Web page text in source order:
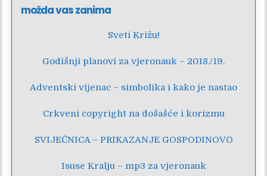
možda vas zanima
Sveti Križu!
Godišnji planovi za vjeronauk – 2018./19.
Adventski vijenac – simbolika i kako je nastao
Crkveni copyright na došašće i korizmu
SVIJEĆNICA – PRIKAZANJE GOSPODINOVO
Isuse Kralju – mp3 za vjeronauk